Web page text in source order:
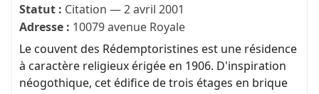
Statut : Citation — 2 avril 2001
Adresse : 10079 avenue Royale
Le couvent des Rédemptoristines est une résidence
à caractère religieux érigée en 1906. D'inspiration
néogothique, cet édifice de trois étages en brique